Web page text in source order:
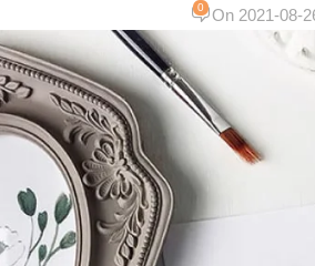
On 2021-08-
0